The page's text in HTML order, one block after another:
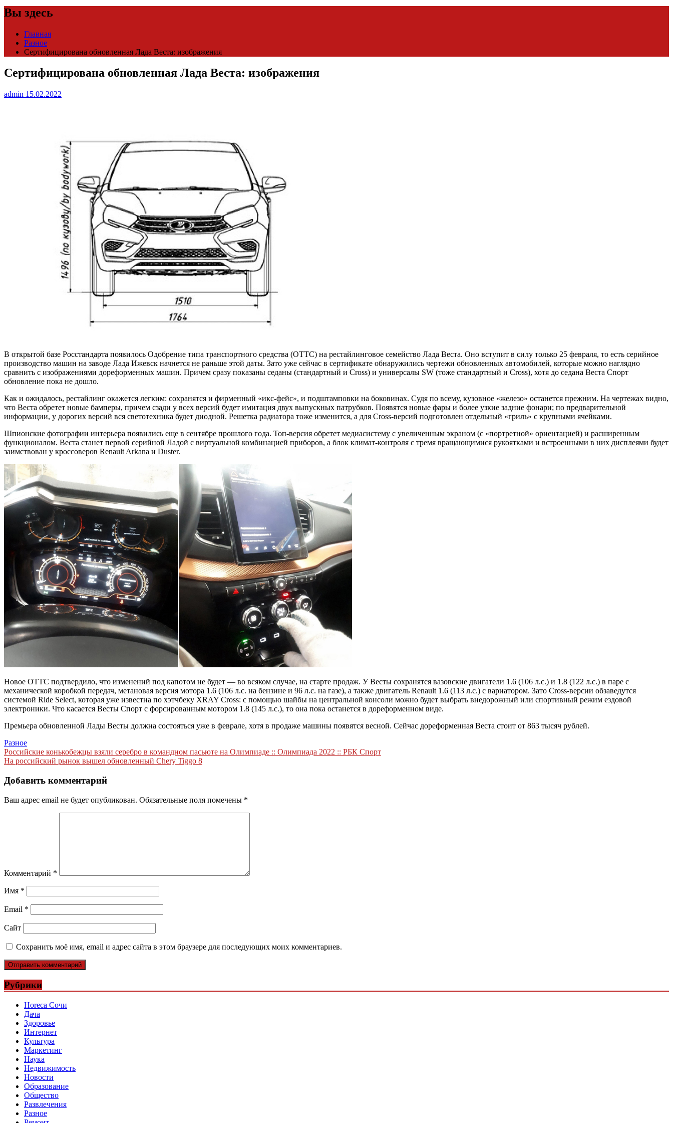
Вы здесь
Главная
Разное
Сертифицирована обновленная Лада Веста: изображения
Сертифицирована обновленная Лада Веста: изображения
admin 15.02.2022
В открытой базе Росстандарта появилось Одобрение типа транспортного средства (ОТТС) на рестайлинговое семейство Лада Веста. Оно вступит в силу только 25 февраля, то есть серийное
производство машин на заводе Лада Ижевск начнется не раньше этой даты. Зато уже сейчас в сертификате обнаружились чертежи обновленных автомобилей, которые можно наглядно
сравнить с изображениями дореформенных машин. Причем сразу показаны седаны (стандартный и Cross) и универсалы SW (тоже стандартный и Cross), хотя до седана Веста Спорт
обновление пока не дошло.
Как и ожидалось, рестайлинг окажется легким: сохранятся и фирменный «икс-фейс», и подштамповки на боковинах. Судя по всему, кузовное «железо» останется прежним. На чертежах видно,
что Веста обретет новые бамперы, причем сзади у всех версий будет имитация двух выпускных патрубков. Появятся новые фары и более узкие задние фонари; по предварительной
информации, у дорогих версий вся светотехника будет диодной. Решетка радиатора тоже изменится, а для Cross-версий подготовлен отдельный «гриль» с крупными ячейками.
Шпионские фотографии интерьера появились еще в сентябре прошлого года. Топ-версия обретет медиасистему с увеличенным экраном (с «портретной» ориентацией) и расширенным
функционалом. Веста станет первой серийной Ладой с виртуальной комбинацией приборов, а блок климат-контроля с тремя вращающимися рукоятками и встроенными в них дисплеями будет
заимствован у кроссоверов Renault Arkana и Duster.
Новое ОТТС подтвердило, что изменений под капотом не будет — во всяком случае, на старте продаж. У Весты сохранятся вазовские двигатели 1.6 (106 л.с.) и 1.8 (122 л.с.) в паре с
механической коробкой передач, метановая версия мотора 1.6 (106 л.с. на бензине и 96 л.с. на газе), а также двигатель Renault 1.6 (113 л.с.) с вариатором. Зато Cross-версии обзаведутся
системой Ride Select, которая уже известна по хэтчбеку XRAY Cross: с помощью шайбы на центральной консоли можно будет выбрать внедорожный или спортивный режим ездовой
электроники. Что касается Весты Спорт с форсированным мотором 1.8 (145 л.с.), то она пока останется в дореформенном виде.
Премьера обновленной Лады Весты должна состояться уже в феврале, хотя в продаже машины появятся весной. Сейчас дореформенная Веста стоит от 863 тысяч рублей.
Разное
Навигация
по
записям
Российские конькобежцы взяли серебро в командном пасьюте на Олимпиаде :: Олимпиада 2022 :: РБК Спорт
На российский рынок вышел обновленный Chery Tiggo 8
Добавить комментарий
Ваш адрес email не будет опубликован. Обязательные поля помечены *
Комментарий *
Имя *
Email *
Сайт
Сохранить моё имя, email и адрес сайта в этом браузере для последующих моих комментариев.
Рубрики
Horeca Сочи
Дача
Здоровье
Интернет
Культура
Маркетинг
Наука
Недвижимость
Новости
Образование
Общество
Развлечения
Разное